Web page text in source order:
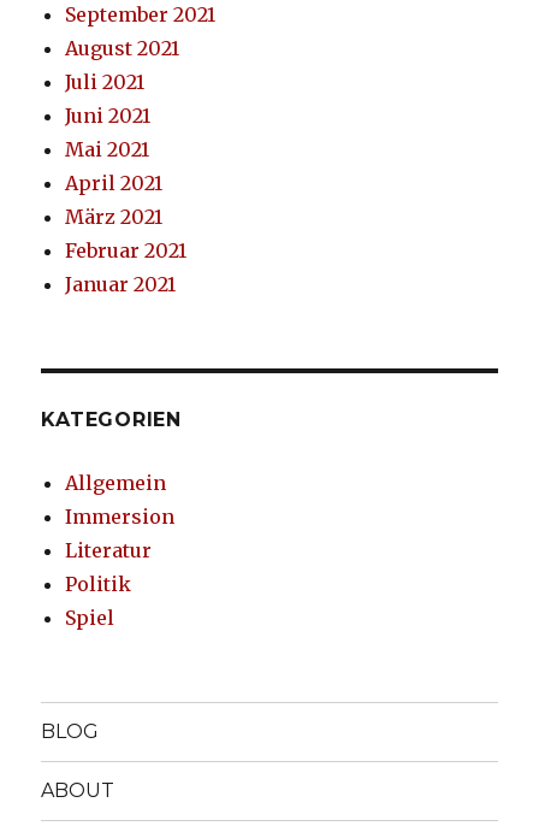
September 2021
August 2021
Juli 2021
Juni 2021
Mai 2021
April 2021
März 2021
Februar 2021
Januar 2021
KATEGORIEN
Allgemein
Immersion
Literatur
Politik
Spiel
BLOG
ABOUT